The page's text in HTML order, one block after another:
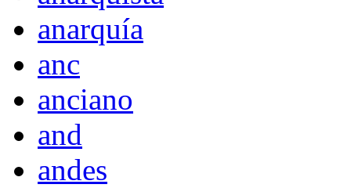
anarquía
anc
anciano
and
andes